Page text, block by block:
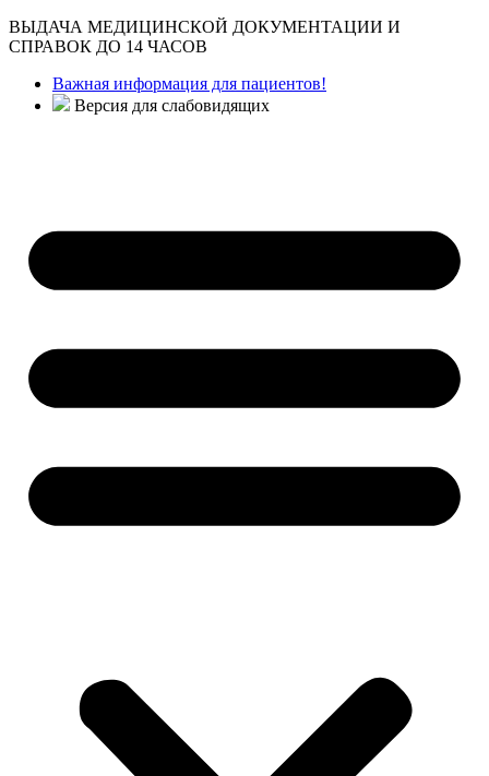
ВЫДАЧА МЕДИЦИНСКОЙ ДОКУМЕНТАЦИИ И
СПРАВОК ДО 14 ЧАСОВ
Важная информация для пациентов!
Версия для слабовидящих